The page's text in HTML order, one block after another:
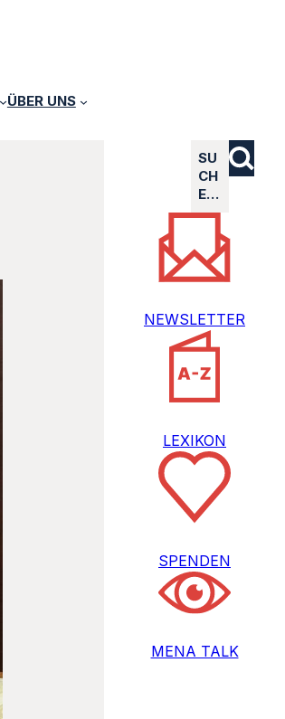
ÜBER UNS
SU
CH
E…
NEWSLETTER
LEXIKON
SPENDEN
MENA TALK